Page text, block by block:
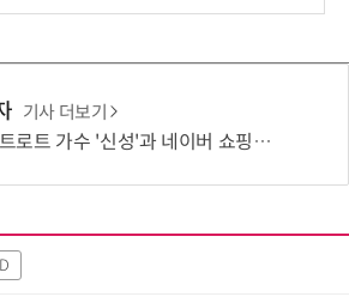
기사 더보기
트 가수 '신성'과 네이버 쇼핑라이브 켠다